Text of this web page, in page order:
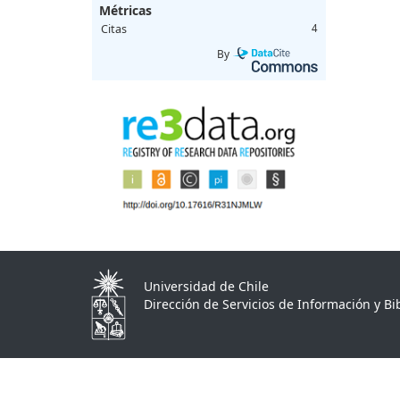
Métricas
Citas 4
By
Universidad de Chile
Dirección de Servicios de Información y